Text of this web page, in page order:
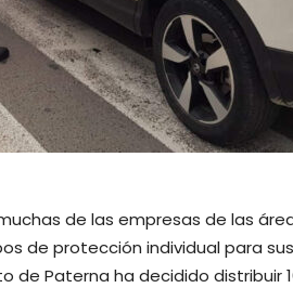
de las empresas de las
de protección individual para
de Paterna ha decidido distribuir